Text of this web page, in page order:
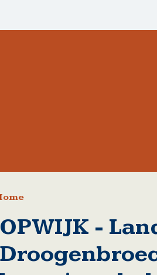
OPWIJK -